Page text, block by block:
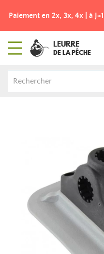
Paiement en 2x, 3x, 4x | à
LEURRE
DE LA PÊCHE